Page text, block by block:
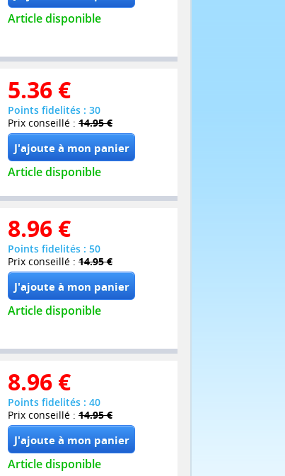
Article disponible
5.36 €
Points fidelités : 30
Prix conseillé : 14.95 €
Article disponible
8.96 €
Points fidelités : 50
Prix conseillé : 14.95 €
Article disponible
8.96 €
Points fidelités : 40
Prix conseillé : 14.95 €
Article disponible